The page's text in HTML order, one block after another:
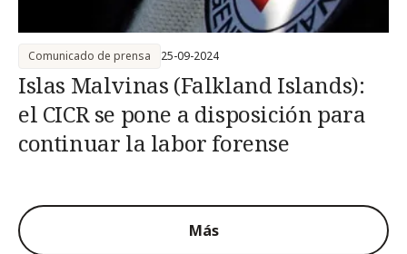
Islas Malvinas (Falkland Islands):
el CICR se pone a disposición para
continuar la labor forense
Comunicado de prensa 25-09-2024
Más